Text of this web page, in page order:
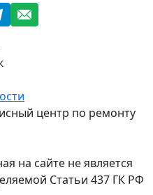
центр по ремонту
на сайте не является
Статьи 437 ГК РФ